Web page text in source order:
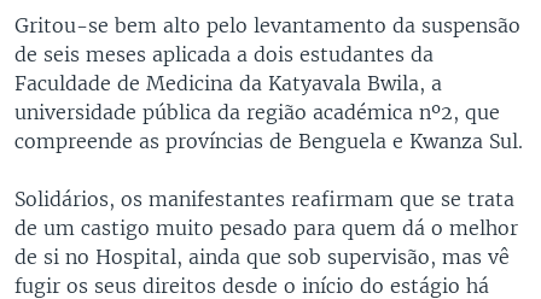
Gritou-se bem alto pelo levantamento da suspensão
de seis meses aplicada a dois estudantes da
Faculdade de Medicina da Katyavala Bwila, a
universidade pública da região académica nº2, que
compreende as províncias de Benguela e Kwanza Sul.
Solidários, os manifestantes reafirmam que se trata
de um castigo muito pesado para quem dá o melhor
de si no Hospital, ainda que sob supervisão, mas vê
fugir os seus direitos desde o início do estágio há